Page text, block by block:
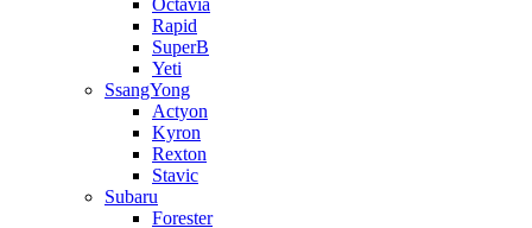
Octavia
Rapid
SuperB
Yeti
SsangYong
Actyon
Kyron
Rexton
Stavic
Subaru
Forester